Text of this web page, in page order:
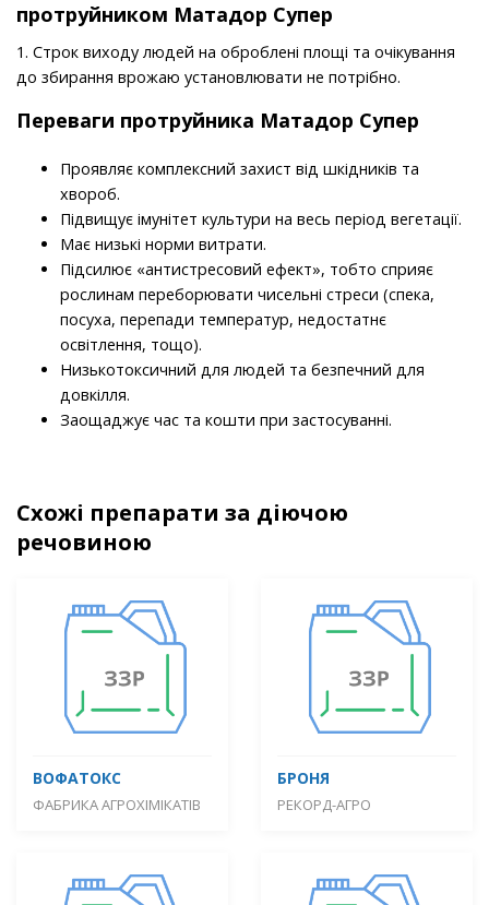
протруйником Матадор Супер
1. Строк виходу людей на оброблені площі та очікування
до збирання врожаю установлювати не потрібно.
Переваги протруйника Матадор Супер
Проявляє комплексний захист від шкідників та
хвороб.
Підвищує імунітет культури на весь період вегетації.
Має низькі норми витрати.
Підсилює «антистресовий ефект», тобто сприяє
рослинам переборювати чисельні стреси (спека,
посуха, перепади температур, недостатнє
освітлення, тощо).
Низькотоксичний для людей та безпечний для
довкілля.
Заощаджує час та кошти при застосуванні.
Схожі препарати за діючою
речовиною
ВОФАТОКС
ФАБРИКА АГРОХІМІКАТІВ
БРОНЯ
РЕКОРД-АГРО